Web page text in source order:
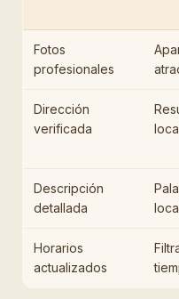
Fotos
profesionales
Dirección
verificada
Descripción
detallada
Horarios
actualizados